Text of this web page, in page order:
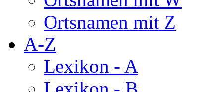
Ortsnamen mit Z
A-Z
Lexikon - A